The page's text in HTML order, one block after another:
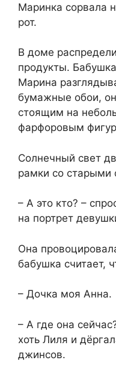
Маринка сорвала
рот.
В доме
продукты.
Марина
бумажные обои,
стоящим на
фарфоровым
Солнечный свет
рамки со старыми
– А это кто? –
на портрет
Она
бабушка считает,
– Дочка моя Анна.
– А где она
хоть Лиля и
джинсов.